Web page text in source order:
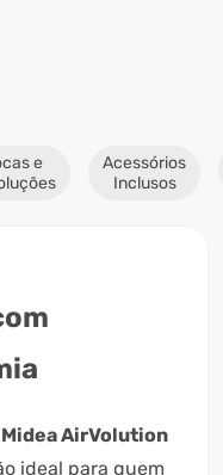
e
Acessórios
Inclusos
AirVolution
ideal para quem